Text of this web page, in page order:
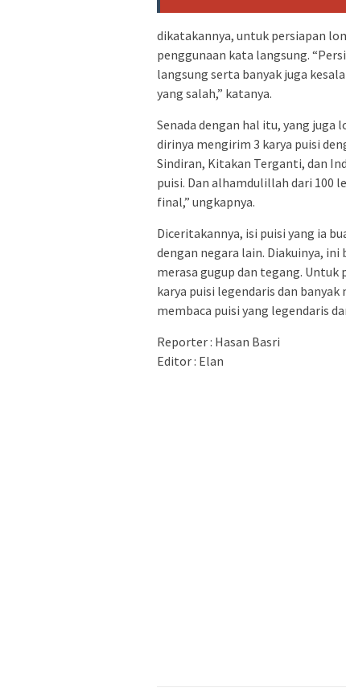
dikatakannya, untuk persiapan
penggunaan kata langsung.
langsung serta banyak juga
yang salah,” katanya.
Senada dengan hal itu, yang
dirinya mengirim 3 karya puisi
Sindiran, Kitakan Terganti, dan
puisi. Dan alhamdulillah dari 100
final,” ungkapnya.
Diceritakannya, isi puisi yang ia
dengan negara lain. Diakuinya,
merasa gugup dan tegang. Untuk
karya puisi legendaris dan
membaca puisi yang legendaris
Reporter : Hasan Basri
Editor : Elan